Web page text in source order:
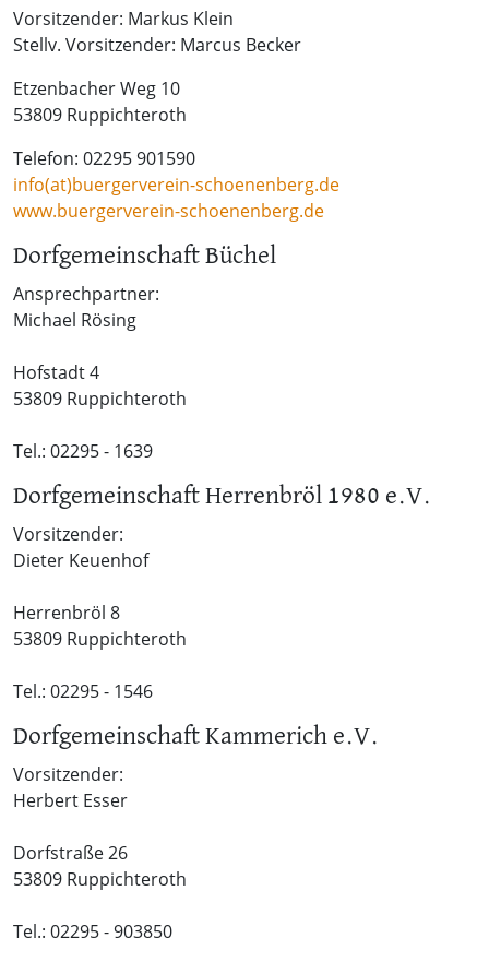
Vorsitzender: Markus Klein
Stellv. Vorsitzender: Marcus Becker
Etzenbacher Weg 10
53809 Ruppichteroth
Telefon: 02295 901590
info(at)buergerverein-schoenenberg.de
www.buergerverein-schoenenberg.de
Dorfgemeinschaft Büchel
Ansprechpartner:
Michael Rösing
Hofstadt 4
53809 Ruppichteroth
Tel.: 02295 - 1639
Dorfgemeinschaft Herrenbröl 1980 e.V.
Vorsitzender:
Dieter Keuenhof
Herrenbröl 8
53809 Ruppichteroth
Tel.: 02295 - 1546
Dorfgemeinschaft Kammerich e.V.
Vorsitzender:
Herbert Esser
Dorfstraße 26
53809 Ruppichteroth
Tel.: 02295 - 903850